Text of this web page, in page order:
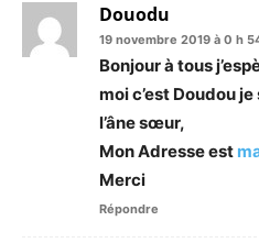
Douodu
19 novembre 2019 à 0 h
Bonjour à tous
moi c’est Doudou
l’âne sœur,
Mon Adresse est
Merci
Répondre